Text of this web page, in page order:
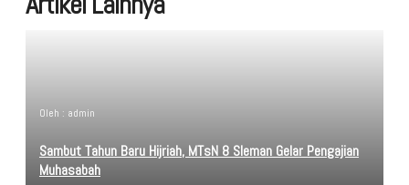
Oleh : admin
Sambut Tahun Baru Hijriah, MTsN 8 Sleman Gelar Pengajian
Muhasabah